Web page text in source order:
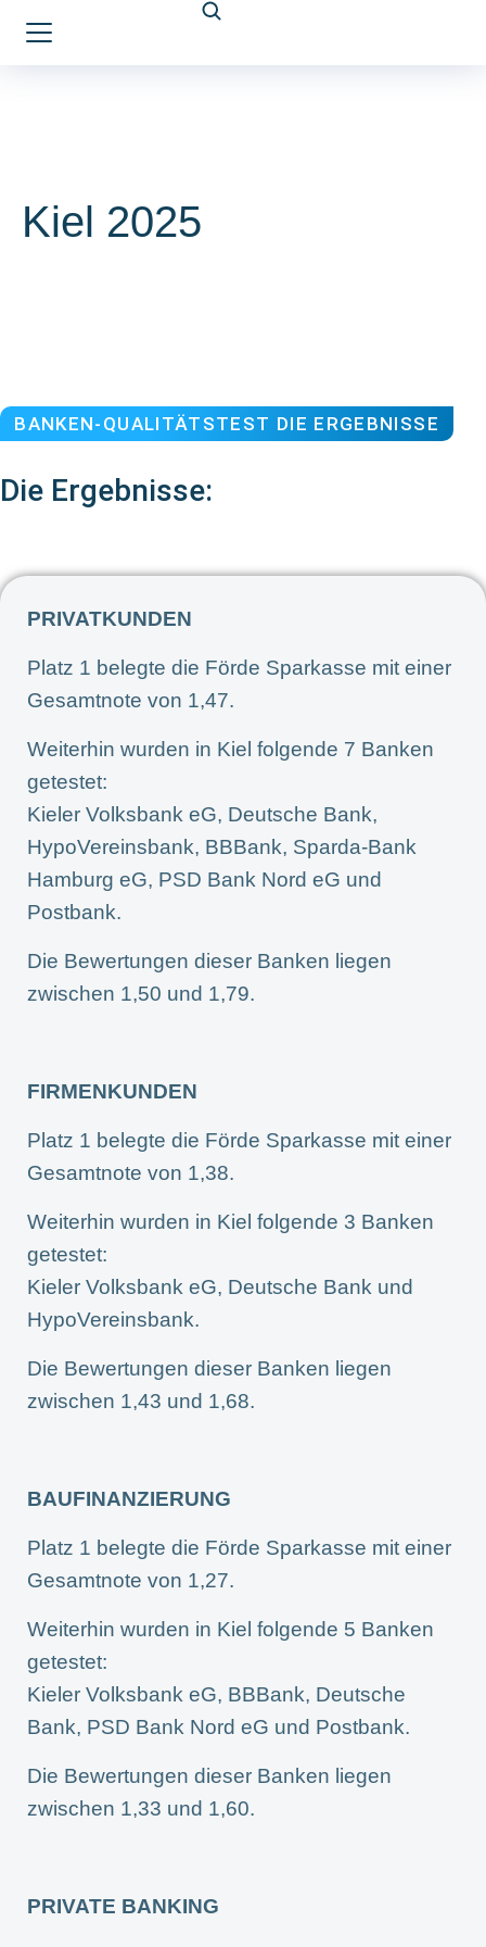
Kiel 2025
BANKEN-QUALITÄTSTEST DIE ERGEBNISSE
Die Ergebnisse:
PRIVATKUNDEN
Platz 1 belegte die Förde Sparkasse mit einer
Gesamtnote von 1,47.
Weiterhin wurden in Kiel folgende 7 Banken
getestet:
Kieler Volksbank eG, Deutsche Bank,
HypoVereinsbank, BBBank, Sparda-Bank
Hamburg eG, PSD Bank Nord eG und
Postbank.
Die Bewertungen dieser Banken liegen
zwischen 1,50 und 1,79.
FIRMENKUNDEN
Platz 1 belegte die Förde Sparkasse mit einer
Gesamtnote von 1,38.
Weiterhin wurden in Kiel folgende 3 Banken
getestet:
Kieler Volksbank eG, Deutsche Bank und
HypoVereinsbank.
Die Bewertungen dieser Banken liegen
zwischen 1,43 und 1,68.
BAUFINANZIERUNG
Platz 1 belegte die Förde Sparkasse mit einer
Gesamtnote von 1,27.
Weiterhin wurden in Kiel folgende 5 Banken
getestet:
Kieler Volksbank eG, BBBank, Deutsche
Bank, PSD Bank Nord eG und Postbank.
Die Bewertungen dieser Banken liegen
zwischen 1,33 und 1,60.
PRIVATE BANKING